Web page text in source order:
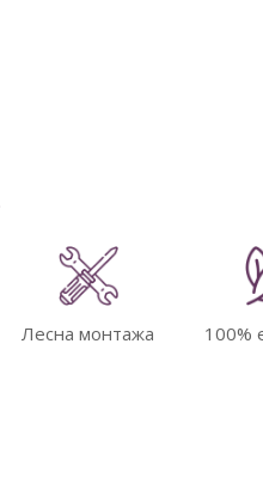
Лесна монтажа 100%